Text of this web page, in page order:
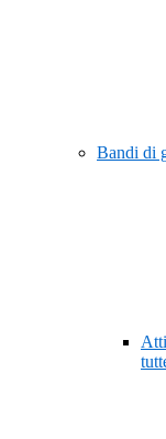
Bandi di